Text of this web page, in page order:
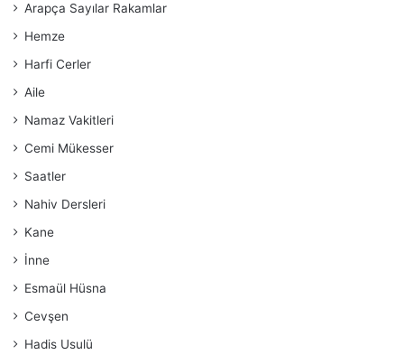
Arapça Sayılar Rakamlar
Hemze
Harfi Cerler
Aile
Namaz Vakitleri
Cemi Mükesser
Saatler
Nahiv Dersleri
Kane
İnne
Esmaül Hüsna
Cevşen
Hadis Usulü